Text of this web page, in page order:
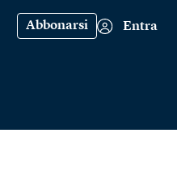
Abbonarsi Entra